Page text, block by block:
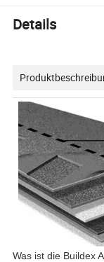
Details
Was ist die Buildex